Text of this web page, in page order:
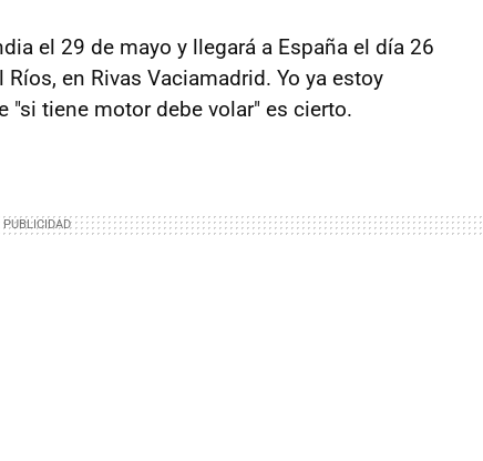
el 29 de mayo y llegará a España el día 26
en Rivas Vaciamadrid. Yo ya estoy
"si tiene motor debe volar" es cierto.